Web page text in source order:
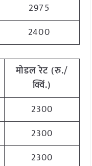
2975
2400
मोडल रेट (रु./
क्विं.)
2300
2300
2300